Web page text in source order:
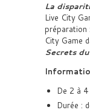
La
Live City
préparation :
City Game
Secrets
De 2 à
Durée :